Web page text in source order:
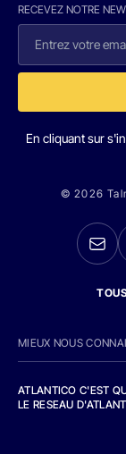
RECEVEZ NOTRE
En cliquant sur
© 2026
MIEUX NOUS
ATLANTICO C'EST
LE RESEAU